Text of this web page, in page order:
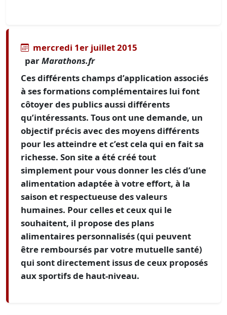
mercredi 1er juillet 2015
parMarathons.fr
Ces différents champs d’application associés
à ses formations complémentaires lui font
côtoyer des publics aussi différents
qu’intéressants. Tous ont une demande, un
objectif précis avec des moyens différents
pour les atteindre et c’est cela qui en fait sa
richesse. Son site a été créé tout
simplement pour vous donner les clés d’une
alimentation adaptée à votre effort, à la
saison et respectueuse des valeurs
humaines. Pour celles et ceux qui le
souhaitent, il propose des plans
alimentaires personnalisés (qui peuvent
être remboursés par votre mutuelle santé)
qui sont directement issus de ceux proposés
aux sportifs de haut-niveau.